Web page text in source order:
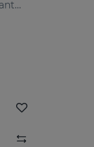
Crème visage pro-aging raffermissante et anti-rides